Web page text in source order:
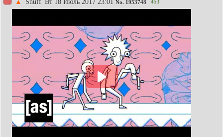
▲ Snüff Вт 18 Июль 2017 23:01 No. 1953748 453